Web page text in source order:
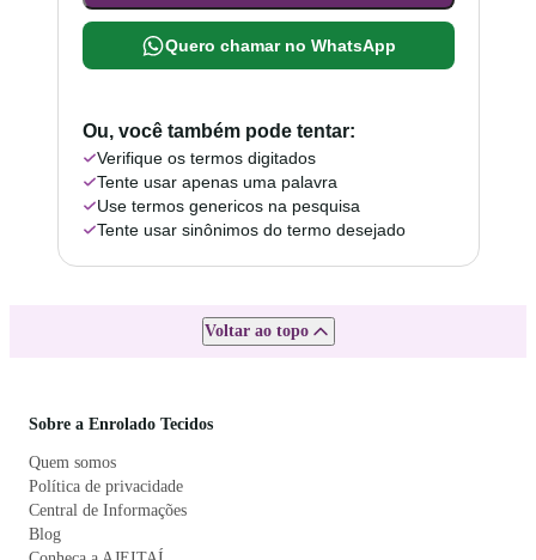
Quero chamar no WhatsApp
Ou, você também pode tentar:
Verifique os termos digitados
Tente usar apenas uma palavra
Use termos genericos na pesquisa
Tente usar sinônimos do termo desejado
Voltar ao topo
Sobre a Enrolado Tecidos
Quem somos
Política de privacidade
Central de Informações
Blog